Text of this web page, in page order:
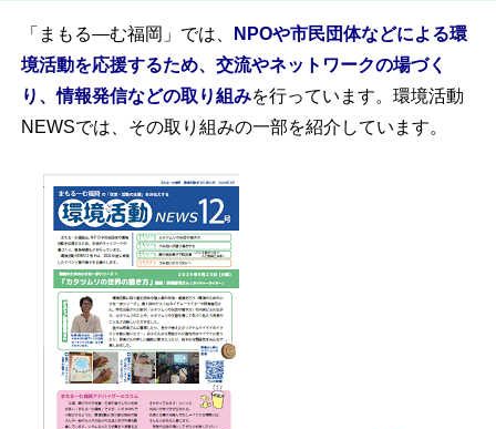
「まもる―む福岡」では、
NPOや市民団体などによる環
境活動を応援するため、交流やネットワークの場づく
り、情報発信などの取り組みを行っています。環境活動
NEWSでは、その取り組みの一部を紹介しています。